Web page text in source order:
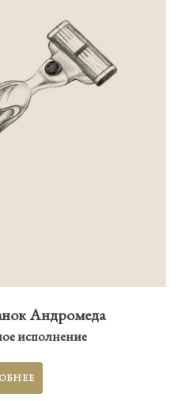
Андромеда
исполнение